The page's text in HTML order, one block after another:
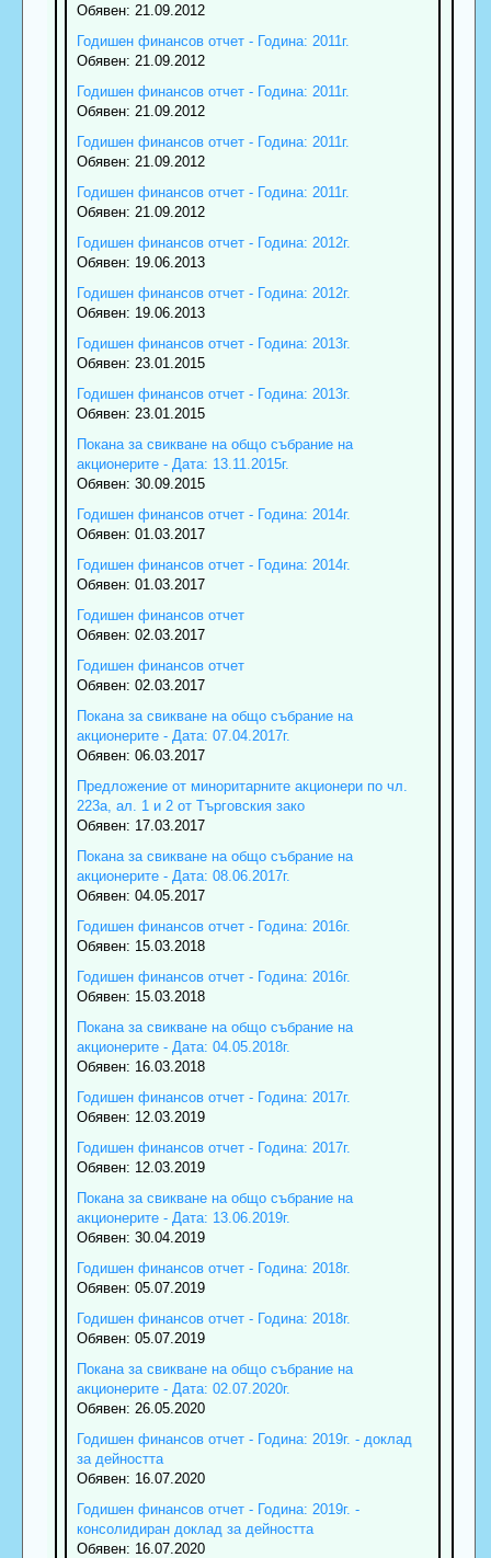
Обявен: 21.09.2012
Годишен финансов отчет - Година: 2011г.
Обявен: 21.09.2012
Годишен финансов отчет - Година: 2011г.
Обявен: 21.09.2012
Годишен финансов отчет - Година: 2011г.
Обявен: 21.09.2012
Годишен финансов отчет - Година: 2011г.
Обявен: 21.09.2012
Годишен финансов отчет - Година: 2012г.
Обявен: 19.06.2013
Годишен финансов отчет - Година: 2012г.
Обявен: 19.06.2013
Годишен финансов отчет - Година: 2013г.
Обявен: 23.01.2015
Годишен финансов отчет - Година: 2013г.
Обявен: 23.01.2015
Покана за свикване на общо събрание на
акционерите - Дата: 13.11.2015г.
Обявен: 30.09.2015
Годишен финансов отчет - Година: 2014г.
Обявен: 01.03.2017
Годишен финансов отчет - Година: 2014г.
Обявен: 01.03.2017
Годишен финансов отчет
Обявен: 02.03.2017
Годишен финансов отчет
Обявен: 02.03.2017
Покана за свикване на общо събрание на
акционерите - Дата: 07.04.2017г.
Обявен: 06.03.2017
Предложение от миноритарните акционери по чл.
223а, ал. 1 и 2 от Търговския зако
Обявен: 17.03.2017
Покана за свикване на общо събрание на
акционерите - Дата: 08.06.2017г.
Обявен: 04.05.2017
Годишен финансов отчет - Година: 2016г.
Обявен: 15.03.2018
Годишен финансов отчет - Година: 2016г.
Обявен: 15.03.2018
Покана за свикване на общо събрание на
акционерите - Дата: 04.05.2018г.
Обявен: 16.03.2018
Годишен финансов отчет - Година: 2017г.
Обявен: 12.03.2019
Годишен финансов отчет - Година: 2017г.
Обявен: 12.03.2019
Покана за свикване на общо събрание на
акционерите - Дата: 13.06.2019г.
Обявен: 30.04.2019
Годишен финансов отчет - Година: 2018г.
Обявен: 05.07.2019
Годишен финансов отчет - Година: 2018г.
Обявен: 05.07.2019
Покана за свикване на общо събрание на
акционерите - Дата: 02.07.2020г.
Обявен: 26.05.2020
Годишен финансов отчет - Година: 2019г. - доклад
за дейността
Обявен: 16.07.2020
Годишен финансов отчет - Година: 2019г. -
консолидиран доклад за дейността
Обявен: 16.07.2020